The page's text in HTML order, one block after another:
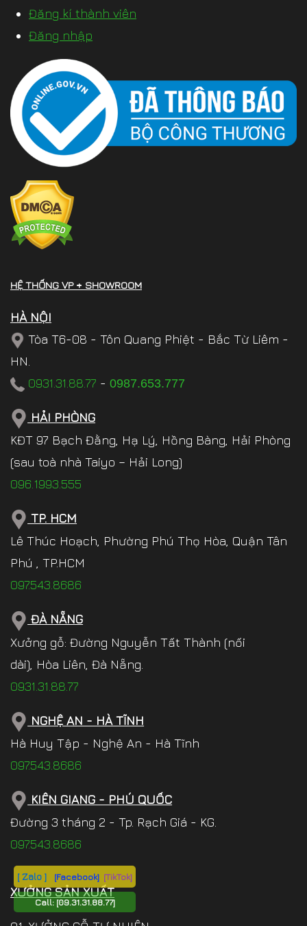
[ Zalo ] [Facebook] [TikTok]
Call: [09.31.31.88.77]
Đăng kí thành viên
Đăng nhập
HỆ THỐNG VP + SHOWROOM
HÀ NỘI
Tòa T6-08 - Tôn Quang Phiệt - Bắc Từ Liêm -
HN.
0931.31.88.77 - 0987.653.777
HẢI PHÒNG
KĐT 97 Bạch Đằng, Hạ Lý, Hồng Bàng, Hải Phòng
(sau toà nhà Taiyo – Hải Long)
096.1993.555
TP. HCM
Lê Thúc Hoạch, Phường Phú Thọ Hòa, Quận Tân
Phú , TP.HCM
097.543.8686
ĐÀ NẴNG
Xưởng gỗ: Đường Nguyễn Tất Thành (nối
dài), Hòa Liên, Đà Nẵng.
0931.31.88.77
NGHỆ AN - HÀ TĨNH
Hà Huy Tập - Nghệ An - Hà Tĩnh
097.543.8686
KIÊN GIANG - PHÚ QUỐC
Đường 3 tháng 2 - Tp. Rạch Giá - KG.
097.543.8686
XƯỞNG SẢN XUẤT